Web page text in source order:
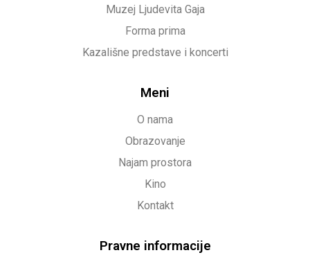
Muzej Ljudevita Gaja
Forma prima
Kazališne predstave i koncerti
Meni
O nama
Obrazovanje
Najam prostora
Kino
Kontakt
Pravne informacije